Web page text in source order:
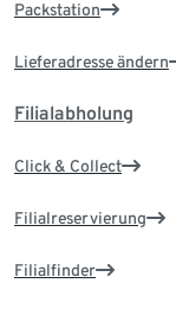
Packstation
Lieferadresse ändern
Filialabholung
Click & Collect
Filialreservierung
Filialfinder